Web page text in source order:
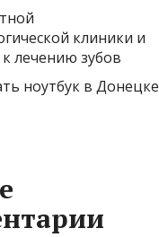
клиники и
лечению зубов
ноутбук в Донецке